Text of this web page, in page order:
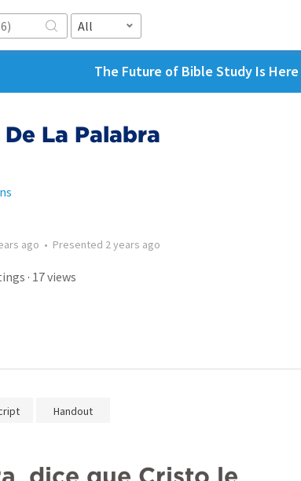
All
The Future of Bible Study Is Here
La Palabra
ago • Presented 2 years ago
· 17views
Handout